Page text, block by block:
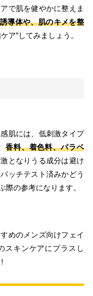
で肌を健やかに整えま
導体や、肌のキメを整
ア”してみましょう。
肌には、低刺激タイプ
香料、着色料、パラベ
となりうる成分は避け
ッチテスト済みかどう
際の参考になります。
めのメンズ向けフェイ
スキンケアにプラスし